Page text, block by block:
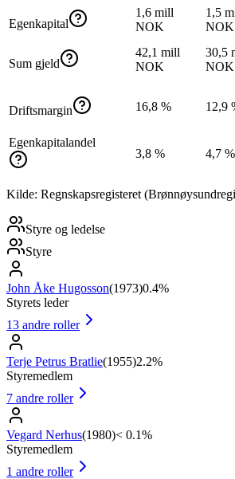
Egenkapital
1,6 mill
NOK
1,5
NOK
Sum gjeld
42,1 mill
NOK
30,5
NOK
Driftsmargin 16,8 % 12,9
Egenkapitalandel
3,8 %
4,7 %
Kilde: Regnskapsregisteret
Styre og ledelse
Styre
John Åke Hugosson(1973)0.4%
Styrets leder
13 andre roller
Terje Petrus Bratlie(1955)2.2%
Styremedlem
7 andre roller
Vegard Nerhus(1980)< 0.1%
Styremedlem
1 andre roller